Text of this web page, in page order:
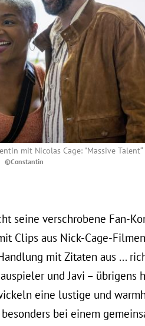
mit Nicolas Cage: "Massive Talent“
©Constantin
seine verschrobene Fan-
Clips aus Nick-Cage-
mit Zitaten aus ...
und Javi – übrigens
eine lustige und
bei einem